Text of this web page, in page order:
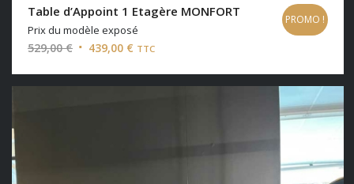
Table d’Appoint 1 Etagère MONFORT
Prix du modèle exposé
529,00€ Le
initial
439,00 € Le
actuel
TTC
PROMO !